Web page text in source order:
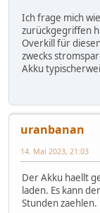
Ich frage mich
zurückgegriffen
Overkill für
zwecks
Akku
uranbanan
14. Mai 2023, 21:03
Der Akku haellt
laden. Es kann
Stunden zaehlen.